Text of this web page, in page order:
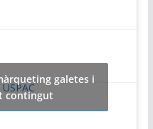
galetes i
contingut